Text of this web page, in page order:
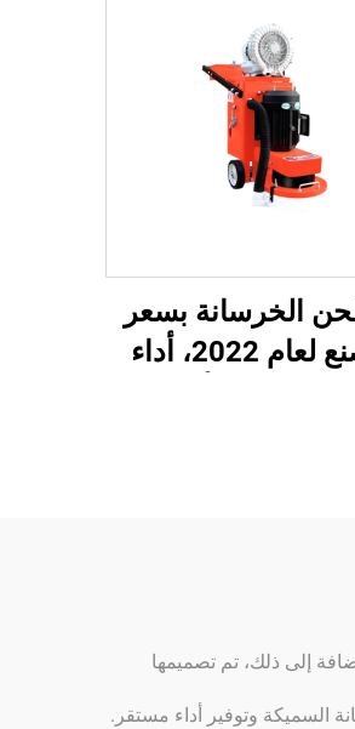
الخرسانة بسعر
المصنع لعام 2022، أداء
إلى ذلك، تم تصميمها
السميكة وتوفير أداء مستقر.